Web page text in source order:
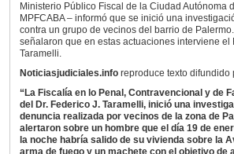
Ministerio Público Fiscal de la Ciudad Autónoma
MPFCABA – informó que se inició una
contra un grupo de vecinos del barrio de
señalaron que en estas actuaciones interviene el
Taramelli.
Noticiasjudiciales.info reproduce texto difundido
“La Fiscalía en lo Penal, Contravencional y de
del Dr. Federico J. Taramelli, inició una
denuncia realizada por vecinos de la zona de
alertaron sobre un hombre que el día 19 de
la noche habría salido de su vivienda sobre la
arma de fuego y un machete con el objetivo de